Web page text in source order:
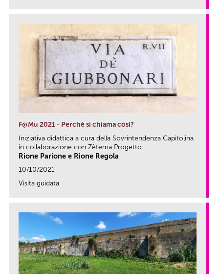
F@Mu 2021 - Perchè si chiama così?
Iniziativa didattica a cura della Sovrintendenza Capitolina
in collaborazione con Zètema Progetto...
Rione Parione e Rione Regola
10/10/2021
Visita guidata